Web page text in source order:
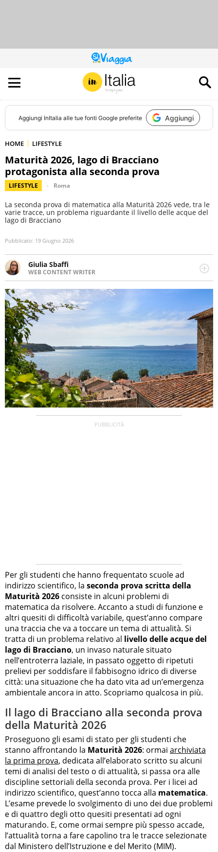
QUESTO
SITO
CONTRIBUISCE
ALL’AUDIENCE
DI
Aggiungi InItalia alle tue fonti Google preferite Aggiungi
HOME LIFESTYLE
Maturità 2026, lago di Bracciano
protagonista alla seconda prova
LIFESTYLE Roma
La seconda prova di matematica alla Maturità 2026 vede, tra le
varie tracce, un problema riguardante il livello delle acque del
lago di Bracciano
Pubblicato: 19 Giugno 2026
Giulia Sbaffi
WEB CONTENT WRITER
Web content writer appassionata di belle storie e di
viaggi, scrive da quando ne ha memoria. Curiosa per
natura, le piace tenersi informata su ciò che accade
intorno a lei.
Per gli studenti che hanno frequentato scuole ad
indirizzo scientifico, la seconda prova scritta della
Maturità 2026 consiste in alcuni problemi di
matematica da risolvere. Accanto a studi di funzione e
altri quesiti di difficoltà variabile, quest’anno compare
una traccia che va a toccare un tema di attualità. Si
tratta di un problema relativo al livello delle acque del
lago di Bracciano, un invaso naturale situato
nell’entroterra laziale, in passato oggetto di ripetuti
prelievi per soddisfare il fabbisogno idrico di diverse
città: una situazione che ha dato vita ad un’emergenza
ambientale ancora in atto. Scopriamo qualcosa in più.
Il lago di Bracciano alla seconda prova
della Maturità 2026
Proseguono gli esami di stato per gli studenti che
stanno affrontando la Maturità 2026: ormai archiviata
la prima prova, dedicata all’elaborato scritto su alcuni
temi di analisi del testo o di attualità, si passa ora alle
discipline settoriali della seconda prova. Per i licei ad
indirizzo scientifico, quest’anno tocca alla matematica.
L’esame prevede lo svolgimento di uno dei due problemi
e di quattro degli otto quesiti presentati ad ogni
maturando. E, come ormai sempre più spesso accade,
l’attualità torna a fare capolino tra le tracce selezionate
dal Ministero dell’Istruzione e del Merito (MIM).